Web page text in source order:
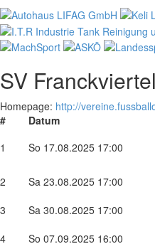
SV Franckviertel
Homepage: http://
#
Datum
1
So 17.08.2025 17:00
2 Sa 23.08.2025 17:00
3
Sa 30.08.2025 17:00
4
So 07.09.2025 16:00